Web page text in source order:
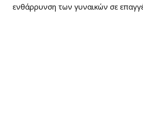
ενθάρρυνση των γυναικών σε